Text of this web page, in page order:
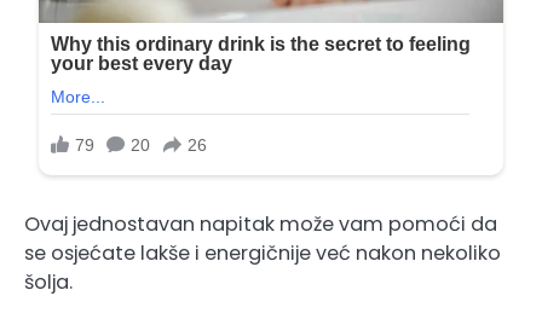
Ovaj jednostavan napitak može vam pomoći da
se osjećate lakše i energičnije već nakon nekoliko
šolja.